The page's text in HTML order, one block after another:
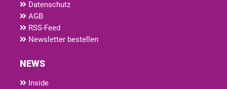
Datenschutz
AGB
RSS-Feed
Newsletter bestellen
NEWS
Inside